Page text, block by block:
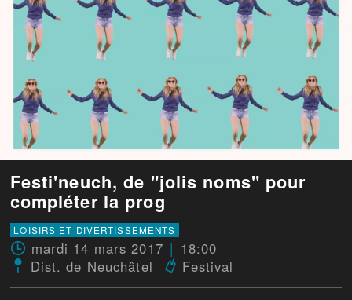
Festi'neuch, de "jolis noms" pour
compléter la prog
LOISIRS ET DIVERTISSEMENTS
mardi 14 mars 2017
18:00
Dist. de Neuchâtel
Festival